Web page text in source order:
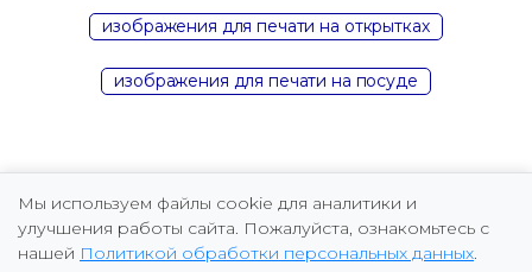
изображения для печати на открытках
изображения для печати на посуде
Мы используем файлы cookie для аналитики и
улучшения работы сайта. Пожалуйста, ознакомьтесь с
нашей Политикой обработки персональных данных.